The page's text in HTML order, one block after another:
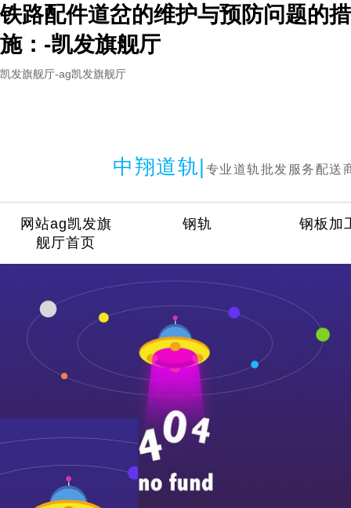
铁路配件道岔的维护与预防问题的措
施：-凯发旗舰厅
凯发旗舰厅-ag凯发旗舰厅
中翔道轨| 专业道轨批发服务配送
网站ag凯发旗
舰厅首页
钢轨 钢板加